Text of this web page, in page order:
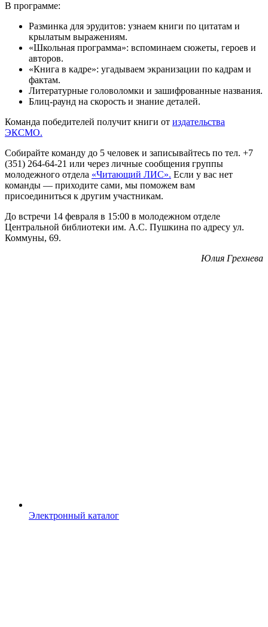
В программе:
Разминка для эрудитов: узнаем книги по цитатам и
крылатым выражениям.
«Школьная программа»: вспоминаем сюжеты, героев и
авторов.
«Книга в кадре»: угадываем экранизации по кадрам и
фактам.
Литературные головоломки и зашифрованные названия.
Блиц-раунд на скорость и знание деталей.
Команда победителей получит книги от издательства
ЭКСМО.
Собирайте команду до 5 человек и записывайтесь по тел. +7
(351) 264-64-21 или через личные сообщения группы
молодежного отдела «Читающий ЛИС». Если у вас нет
команды — приходите сами, мы поможем вам
присоединиться к другим участникам.
До встречи 14 февраля в 15:00 в молодежном отделе
Центральной библиотеки им. А.С. Пушкина по адресу ул.
Коммуны, 69.
Юлия Грехнева
Электронный каталог